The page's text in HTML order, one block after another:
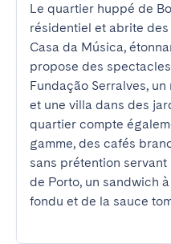
Le quartier huppé de
résidentiel et abrite
Casa da Música,
propose des
Fundação Serralves,
et une villa dans des
quartier compte
gamme, des cafés
sans prétention
de Porto, un sandwich
fondu et de la sauce